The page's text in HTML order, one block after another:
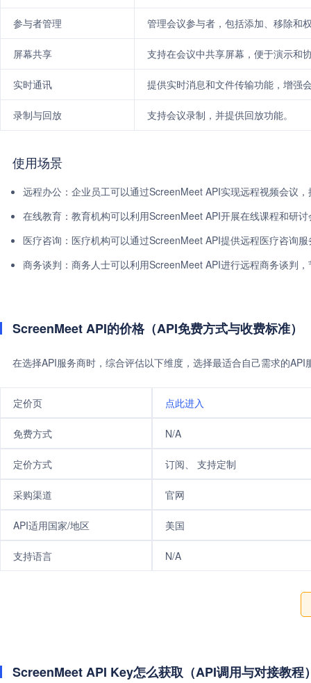
参与者管理 管理会议参与者，包括添加、移除和
屏幕共享 支持在会议中共享屏幕，便于演示和
实时通讯 提供实时消息和文件传输功能，增强
录制与回放 支持会议录制，并提供回放功能。
使用场景
远程办公：企业员工可以通过ScreenMeet API实现远程视频会议
在线教育：教育机构可以利用ScreenMeet API开展在线课程和研
医疗咨询：医疗机构可以通过ScreenMeet API提供远程医疗咨询
商务谈判：商务人士可以利用ScreenMeet API进行远程商务谈判
ScreenMeet API的价格（API免费方式与收费标准）
在选择API服务商时，综合评估以下维度，选择最适合自己需求的
定价页 点此进入
免费方式 N/A
定价方式 订阅、 支持定制
采购渠道 官网
API适用国家/地区 美国
支持语言 N/A
ScreenMeet API Key怎么获取（API调用与对接教程